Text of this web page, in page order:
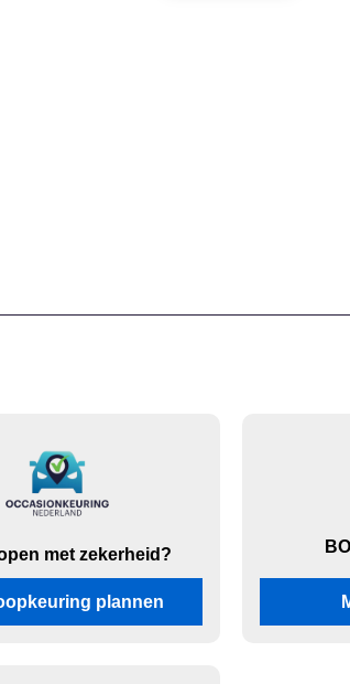
met zekerheid?
plannen